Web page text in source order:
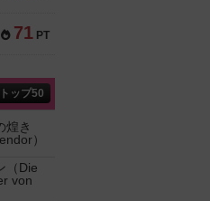
71 PT
トップ50